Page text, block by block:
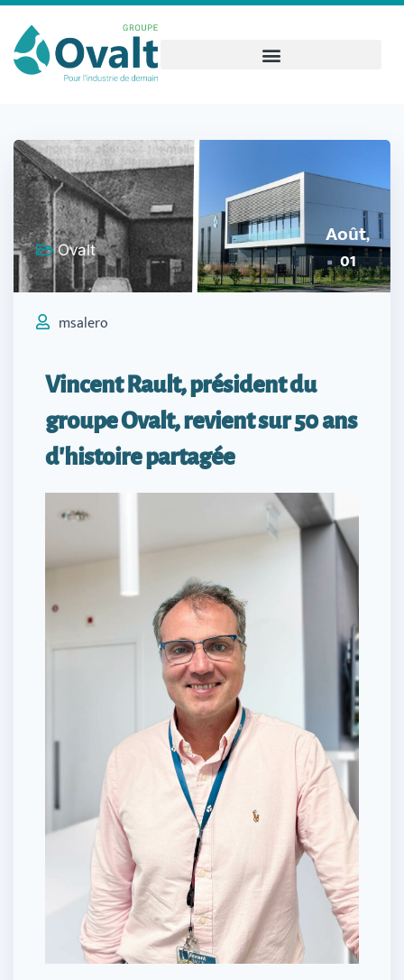
Ovalt
Août,
01
msalero
Vincent Rault, président du
groupe Ovalt, revient sur 50 ans
d'histoire partagée